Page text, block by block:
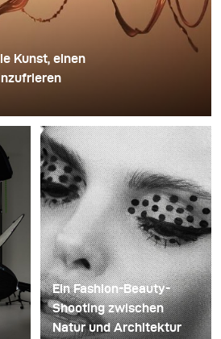
Kunst, einen
aus Kunststoff. Er
bohrte ein Loch durch die Mitte
und steckte sie anschließend
eine mehrschichtige,
die die Flüssigkeit zunächst
konnte.
Ein Fashion-Beauty-
Shooting zwischen
Natur und Architektur